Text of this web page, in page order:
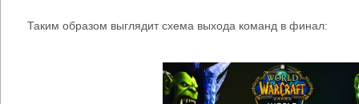
Таким образом выглядит схема выхода команд в финал: